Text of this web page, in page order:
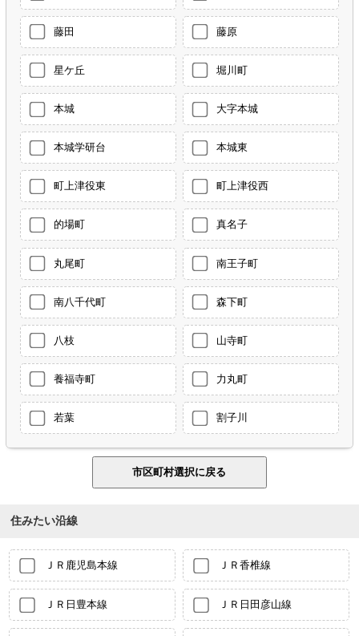
藤田 藤原
星ケ丘 堀川町
本城 大字本城
本城学研台 本城東
町上津役東 町上津役西
的場町 真名子
丸尾町 南王子町
南八千代町 森下町
八枝 山寺町
養福寺町 力丸町
若葉 割子川
住みたい沿線
ＪＲ鹿児島本線 ＪＲ香椎線
ＪＲ日豊本線 ＪＲ日田彦山線